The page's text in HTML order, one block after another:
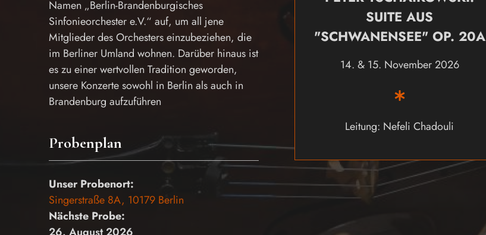
Namen „Berlin-Brandenburgisches
Sinfonieorchester e.V.“ auf, um all jene
Mitglieder des Orchesters einzubeziehen, die
im Berliner Umland wohnen. Darüber hinaus ist
es zu einer wertvollen Tradition geworden,
unsere Konzerte sowohl in Berlin als auch in
Brandenburg aufzuführen
Probenplan
Unser Probenort:
Singerstraße 8A, 10179 Berlin
Nächste Probe:
SUITE AUS
"SCHWANENSEE" OP. 20A
14. & 15. November 2026
Leitung: Nefeli Chadouli